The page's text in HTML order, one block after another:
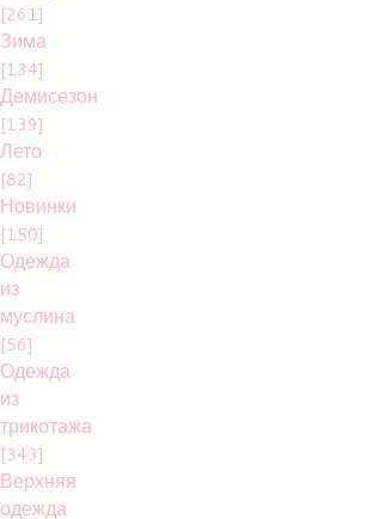
[261]
Зима
[134]
Демисезон
[139]
Лето
[82]
Новинки
[150]
Одежда
из
муслина
[56]
Одежда
из
трикотажа
[343]
Верхняя
одежда